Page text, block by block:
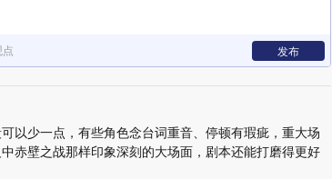
发布
以少一点，有些角色念台词重音、停顿有瑕疵，重大场
赤壁之战那样印象深刻的大场面，剧本还能打磨得更好